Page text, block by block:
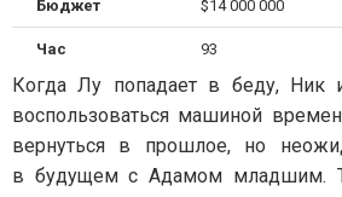
Бюджет $14 000 000
Час 93
Когда Лу попадает в беду,
воспользоваться машиной
вернуться в прошлое, но
в будущем с Адамом младшим.